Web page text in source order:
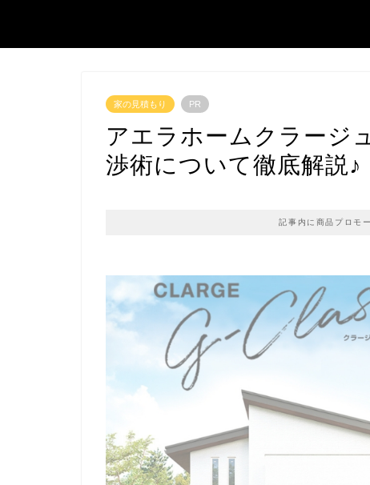
家の見積もり PR
アエラホームクラージ
渉術について徹底解説♪
記事内に商品プロモ